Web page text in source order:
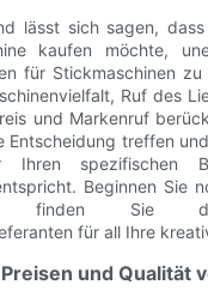
lässt sich sagen,
kaufen möchte,
für Stickmaschinen
Ruf des
und Markenruf
Entscheidung treffen
Ihren spezifischen
Beginnen Sie
finden Sie
für all Ihre
und Qualität